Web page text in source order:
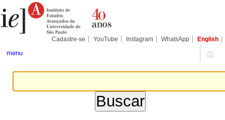
para
conteúdo.
Pessoais
Cadastre-se YouTube Instagram WhatsApp English
menu